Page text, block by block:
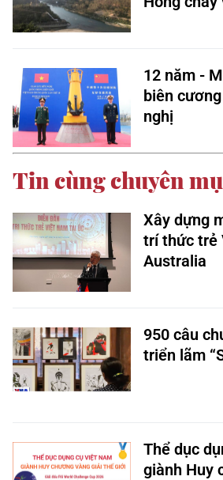
12 năm -
biên
nghị
Tin cùng chuyên
Xây dựng
trí thức trẻ
Australia
950 câu
triển lãm
Thể dục
giành Huy